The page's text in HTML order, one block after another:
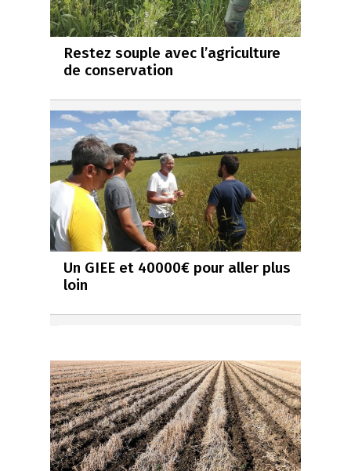
Restez souple avec l’agriculture
de conservation
Un GIEE et 40000€ pour aller plus
loin